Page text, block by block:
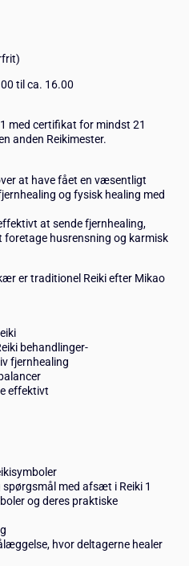
til ca. 16.00
med certifikat for mindst 21
anden Reikimester.
at have fået en væsentligt
og fysisk healing med
at sende fjernhealing,
foretage husrensning og karmisk
er traditionel Reiki efter Mikao
behandlinger-
fjernhealing
effektivt
med afsæt i Reiki 1
og deres praktiske
hvor deltagerne healer